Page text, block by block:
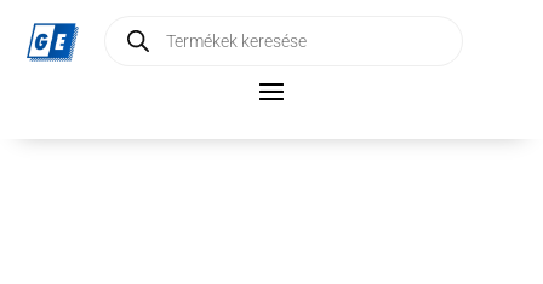
search